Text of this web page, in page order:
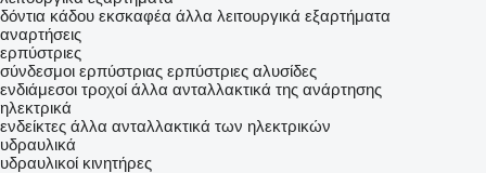
δόντια κάδου εκσκαφέα άλλα λειτουργικά εξαρτήματα
αναρτήσεις
ερπύστριες
σύνδεσμοι ερπύστριας ερπύστριες αλυσίδες
ενδιάμεσοι τροχοί άλλα ανταλλακτικά της ανάρτησης
ηλεκτρικά
ενδείκτες άλλα ανταλλακτικά των ηλεκτρικών
υδραυλικά
υδραυλικοί κινητήρες